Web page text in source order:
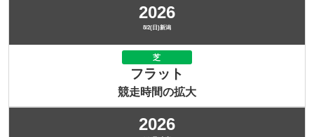
2026
8/2(日)新潟
芝
フラット
競走時間の拡大
2026